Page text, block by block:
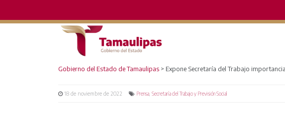
Gobierno del Estado de Tamaulipas > Expone Secretaría del Trabajo
18 de noviembre de 2022 Prensa Secretaría del Trabajo y Previsión Social